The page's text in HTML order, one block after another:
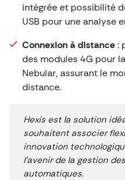
intégrée et possibilité
USB pour une analyse
Connexion à distance:
des modules 4G pour
Nebular, assurant le
distance.
Hexis est la solution
souhaitent associer
innovation
l’avenir de la gestion
automatiques.